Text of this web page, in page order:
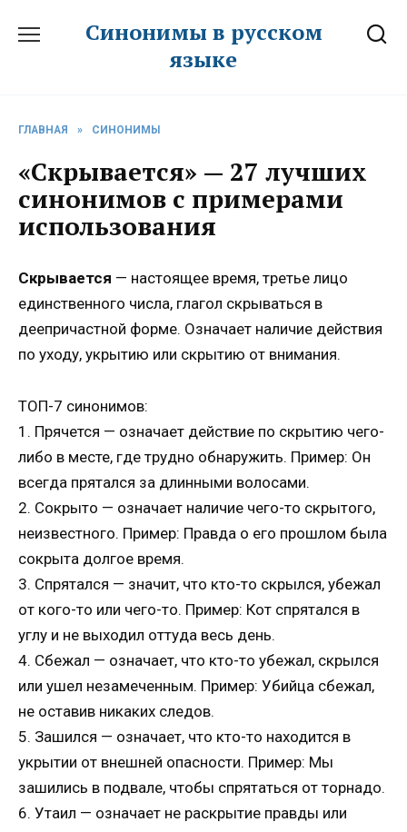
Синонимы в русском
языке
ГЛАВНАЯ » СИНОНИМЫ
«Скрывается» — 27 лучших
синонимов с примерами
использования
Скрывается — настоящее время, третье лицо
единственного числа, глагол скрываться в
деепричастной форме. Означает наличие действия
по уходу, укрытию или скрытию от внимания.
ТОП-7 синонимов:
1. Прячется — означает действие по скрытию чего-
либо в месте, где трудно обнаружить. Пример: Он
всегда прятался за длинными волосами.
2. Сокрыто — означает наличие чего-то скрытого,
неизвестного. Пример: Правда о его прошлом была
сокрыта долгое время.
3. Спрятался — значит, что кто-то скрылся, убежал
от кого-то или чего-то. Пример: Кот спрятался в
углу и не выходил оттуда весь день.
4. Сбежал — означает, что кто-то убежал, скрылся
или ушел незамеченным. Пример: Убийца сбежал,
не оставив никаких следов.
5. Зашился — означает, что кто-то находится в
укрытии от внешней опасности. Пример: Мы
зашились в подвале, чтобы спрятаться от торнадо.
6. Утаил — означает не раскрытие правды или